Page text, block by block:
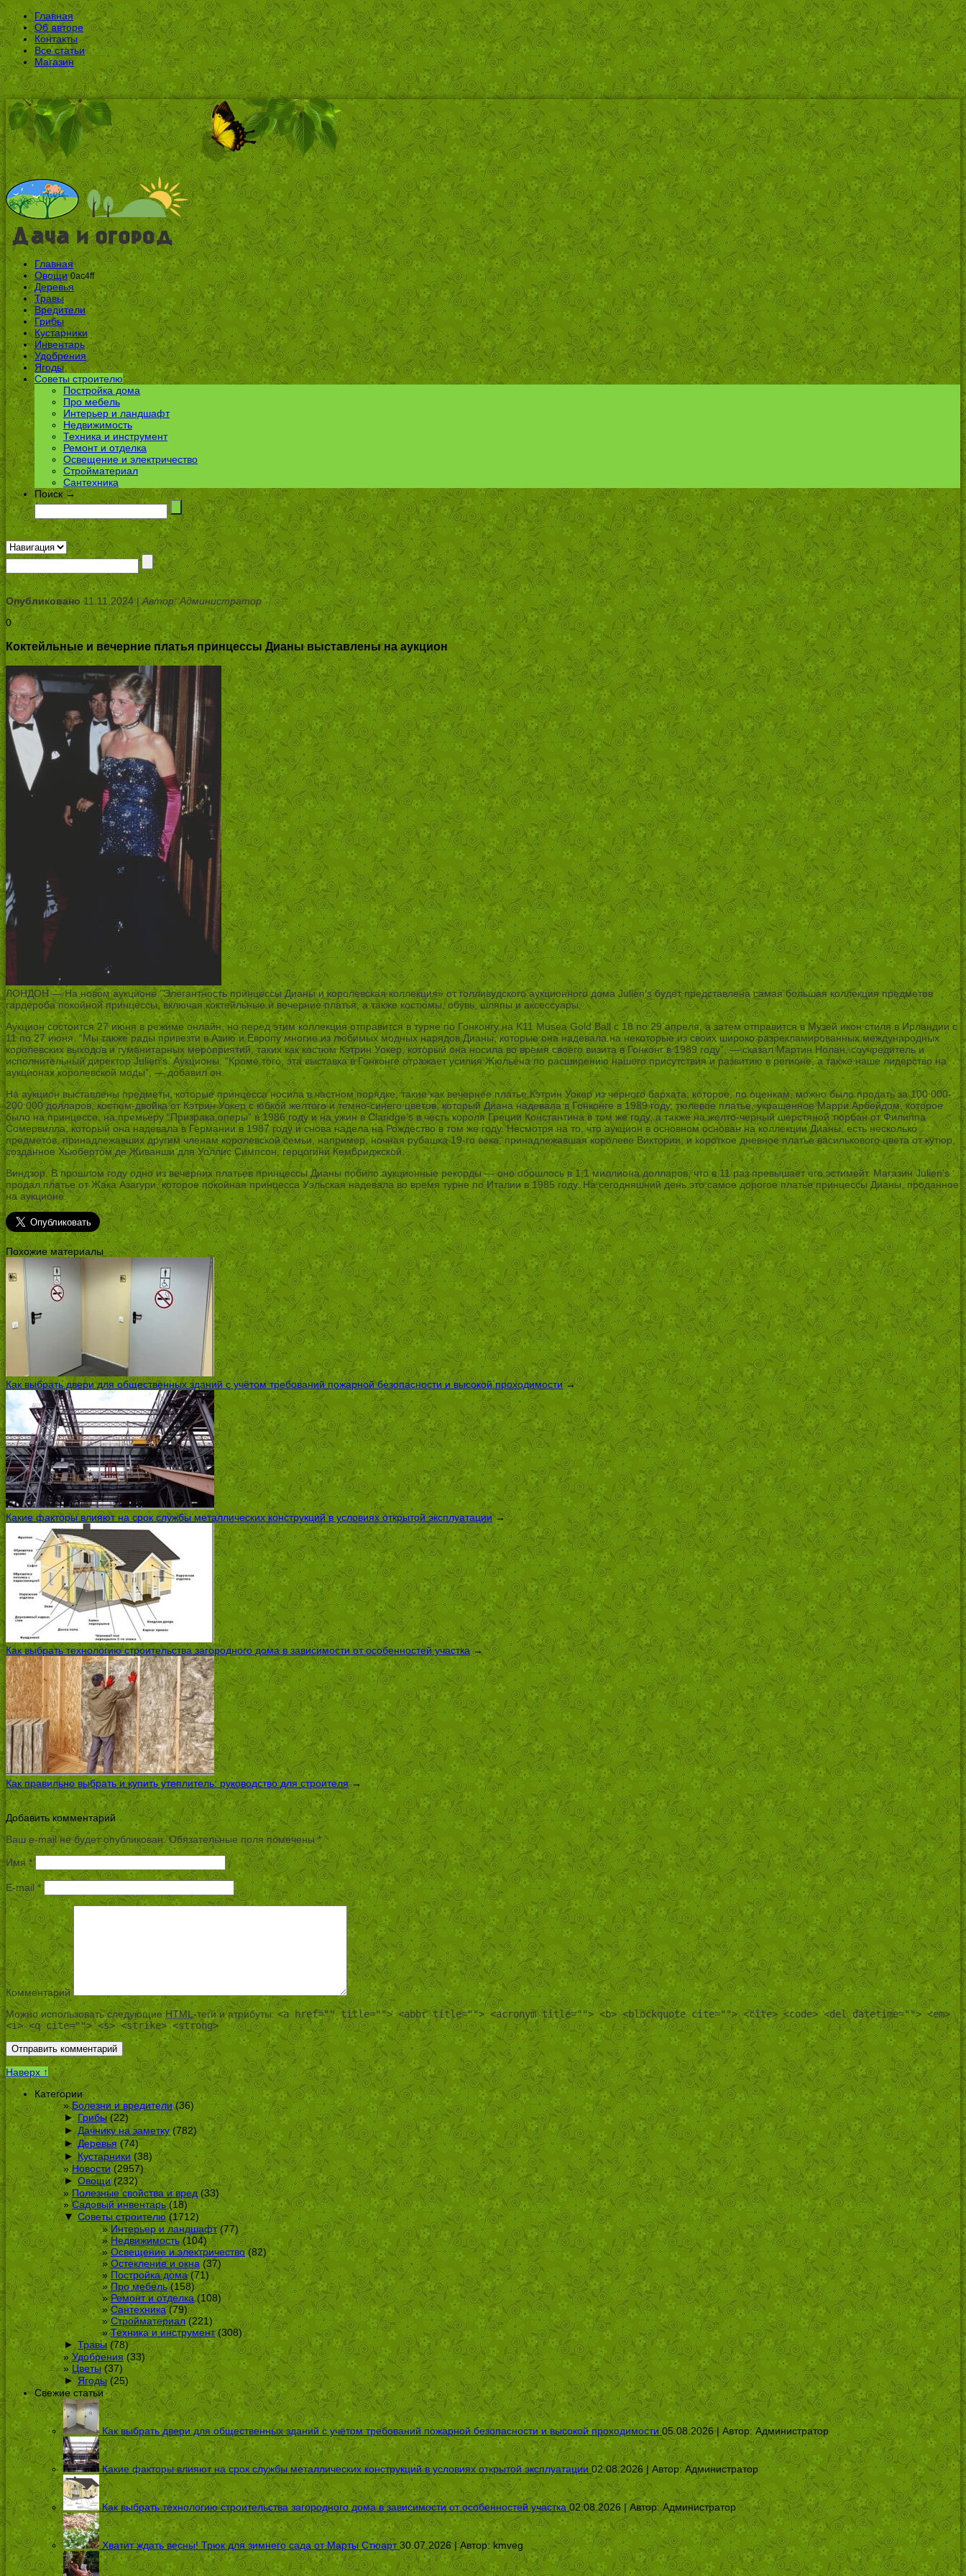
Главная
Об авторе
Контакты
Все статьи
Магазин
Главная
Овощи 0ac4ff
Деревья
Травы
Вредители
Грибы
Кустарники
Инвентарь
Удобрения
Ягоды
Советы строителю
Постройка дома
Про мебель
Интерьер и ландшафт
Недвижимость
Техника и инструмент
Ремонт и отделка
Освещение и электричество
Стройматериал
Сантехника
Поиск →
Опубликовано11.11.2024 |Автор: Администратор
0
Коктейльные и вечерние платья принцессы Дианы выставлены на аукцион
ЛОНДОН — На новом аукционе ”Элегантность принцессы Дианы и королевская коллекция» от голливудского аукционного дома Julien’s будет представлена самая большая коллекция предметов
гардероба покойной принцессы, включая коктейльные и вечерние платья, а также костюмы, обувь, шляпы и аксессуары.
Аукцион состоится 27 июня в режиме онлайн, но перед этим коллекция отправится в турне по Гонконгу на K11 Musea Gold Ball с 18 по 29 апреля, а затем отправится в Музей икон стиля в Ирландии с
11 по 27 июня. “Мы также рады привезти в Азию и Европу многие из любимых модных нарядов Дианы, которые она надевала на некоторые из своих широко разрекламированных международных
королевских выходов и гуманитарных мероприятий, таких как костюм Кэтрин Уокер, который она носила во время своего визита в Гонконг в 1989 году”, — сказал Мартин Нолан, соучредитель и
исполнительный директор Julien’s. Аукционы. “Кроме того, эта выставка в Гонконге отражает усилия Жюльена по расширению нашего присутствия и развитию в регионе, а также наше лидерство на
аукционах королевской моды”, — добавил он.
На аукцион выставлены предметы, которые принцесса носила в частном порядке, такие как вечернее платье Кэтрин Уокер из черного бархата, которое, по оценкам, можно было продать за 100 000-
200 000 долларов, костюм-двойка от Кэтрин Уокер с юбкой желтого и темно-синего цветов, который Диана надевала в Гонконге в 1989 году, тюлевое платье, украшенное Марри Арбейдом, которое
было на принцессе. на премьеру “Призрака оперы” в 1986 году и на ужин в Claridge’s в честь короля Греции Константина в том же году, а также на желто-черный шерстяной тюрбан от Филиппа
Сомервилла, который она надевала в Германии в 1987 году и снова надела на Рождество в том же году. Несмотря на то, что аукцион в основном основан на коллекции Дианы, есть несколько
предметов, принадлежавших другим членам королевской семьи, например, ночная рубашка 19-го века, принадлежавшая королеве Виктории, и короткое дневное платье василькового цвета от кутюр,
созданное Хьюбертом де Живанши для Уоллис Симпсон, герцогини Кембриджской.
Виндзор. В прошлом году одно из вечерних платьев принцессы Дианы побило аукционные рекорды — оно обошлось в 1,1 миллиона долларов, что в 11 раз превышает его эстимейт. Магазин Julien’s
продал платье от Жака Азагури, которое покойная принцесса Уэльская надевала во время турне по Италии в 1985 году. На сегодняшний день это самое дорогое платье принцессы Дианы, проданное
на аукционе.
Похожие материалы
Как выбрать двери для общественных зданий с учётом требований пожарной безопасности и высокой проходимости→
Какие факторы влияют на срок службы металлических конструкций в условиях открытой эксплуатации→
Как выбрать технологию строительства загородного дома в зависимости от особенностей участка→
Как правильно выбрать и купить утеплитель: руководство для строителя→
Добавить комментарий
Ваш e-mail не будет опубликован.Обязательные поля помечены*
Имя*
E-mail*
Комментарий
Можно использовать следующие HTML-теги и атрибуты: <a href="" title=""> <abbr title=""> <acronym title=""> <b> <blockquote cite=""> <cite> <code> <del datetime=""> <em>
<i> <q cite=""> <s> <strike> <strong>
Наверх ↑
Категории
Болезни и вредители(36)
► Грибы(22)
► Дачнику на заметку(782)
► Деревья (74)
► Кустарники (38)
Новости (2957)
► Овощи(232)
Полезные свойства и вред (33)
Садовый инвентарь (18)
▼ Советы строителю(1712)
Интерьер и ландшафт(77)
Недвижимость(104)
Освещение и электричество (82)
Остекление и окна (37)
Постройка дома(71)
Про мебель(158)
Ремонт и отделка(108)
Сантехника(79)
Стройматериал(221)
Техника и инструмент(308)
► Травы (78)
Удобрения (33)
Цветы(37)
► Ягоды(25)
Свежие статьи
Как выбрать двери для общественных зданий с учётом требований пожарной безопасности и высокой проходимости 05.08.2026 | Автор:Администратор
Какие факторы влияют на срок службы металлических конструкций в условиях открытой эксплуатации 02.08.2026 | Автор: Администратор
Как выбрать технологию строительства загородного дома в зависимости от особенностей участка 02.08.2026 | Автор:Администратор
Хватит ждать весны! Трюк для зимнего сада от Марты Стюарт 30.07.2026 | Автор:kmveg